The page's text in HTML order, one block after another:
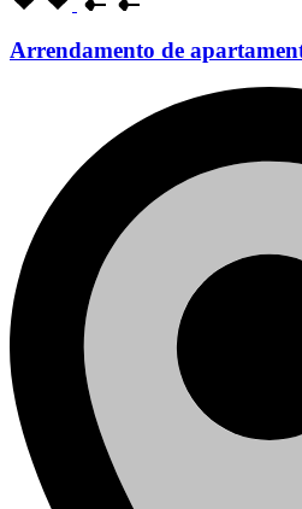
Arrendamento de